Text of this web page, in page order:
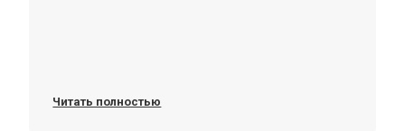
Читать полностью